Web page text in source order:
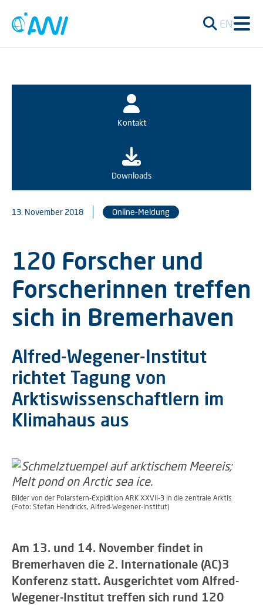
EN
Kontakt
Downloads
13. November 2018 Online-Meldung
120 Forscher und
Forscherinnen treffen
sich in Bremerhaven
Alfred-Wegener-Institut
richtet Tagung von
Arktiswissenschaftlern im
Klimahaus aus
Bilder von der Polarstern-Expidition ARK XXVII-3 in die zentrale Arktis
(Foto: Stefan Hendricks, Alfred-Wegener-Institut)
Am 13. und 14. November findet in
Bremerhaven die 2. Internationale (AC)3
Konferenz statt. Ausgerichtet vom Alfred-
Wegener-Institut treffen sich rund 120